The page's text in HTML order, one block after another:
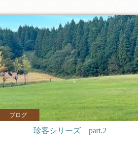
ブログ
珍客シリーズ part.2